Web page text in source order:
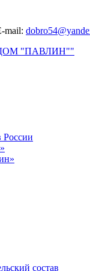
mail:
"ПАВЛИН""
России
состав